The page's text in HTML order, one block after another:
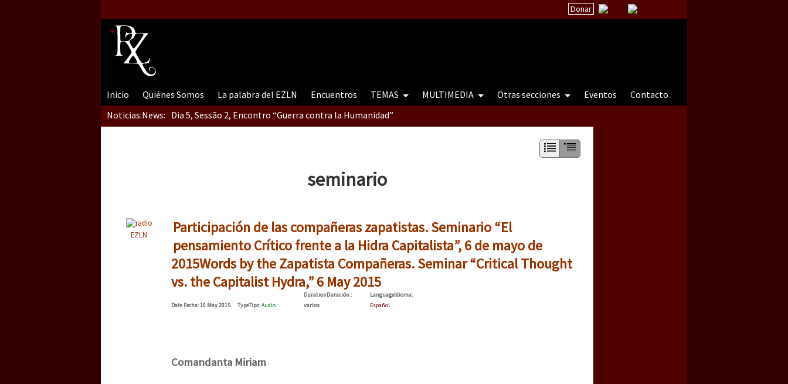
Donar
Inicio Quiénes Somos La palabra del EZLN Encuentros TEMAS MULTIMEDIA Otras secciones Eventos
Contacto
Noticias:News: Dia 5, Sessão 2, Encontro “Guerra contra la Humanidad”
Dia 3 do Encontro “Guerra contra a Humanidade”
Dia 1: Encontro “Guerra contra a Humanidade”
seminario
EZLN
Participación de las compañeras zapatistas. Seminario “El
pensamiento Crítico frente a la Hidra Capitalista”, 6 de mayo de
2015Words by the Zapatista Compañeras. Seminar “Critical Thought
vs. the Capitalist Hydra,” 6 May 2015
DateFecha: 10 May 2015 TypeTipo:Audio
DurationDuración:
varios
LanguageIdioma:
Español
Comandanta Miriam